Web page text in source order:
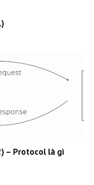
– Protocol là gì